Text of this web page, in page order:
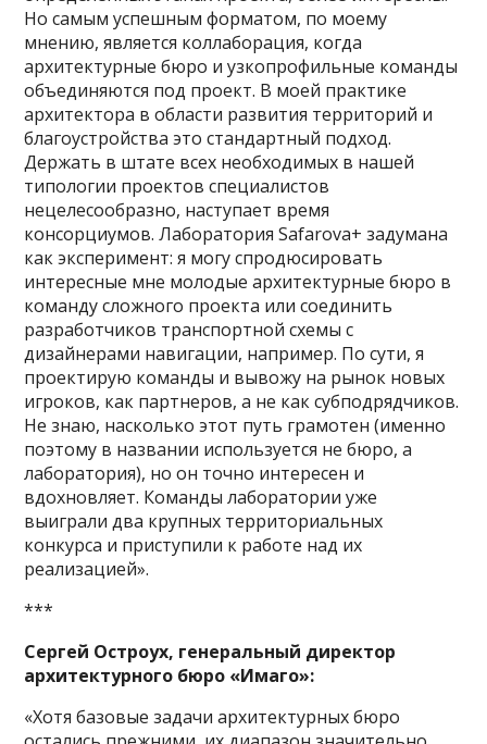
Но самым успешным форматом, по моему
мнению, является коллаборация, когда
архитектурные бюро и узкопрофильные команды
объединяются под проект. В моей практике
архитектора в области развития территорий и
благоустройства это стандартный подход.
Держать в штате всех необходимых в нашей
типологии проектов специалистов
нецелесообразно, наступает время
консорциумов. Лаборатория Safarova+ задумана
как эксперимент: я могу спродюсировать
интересные мне молодые архитектурные бюро в
команду сложного проекта или соединить
разработчиков транспортной схемы с
дизайнерами навигации, например. По сути, я
проектирую команды и вывожу на рынок новых
игроков, как партнеров, а не как субподрядчиков.
Не знаю, насколько этот путь грамотен (именно
поэтому в названии используется не бюро, а
лаборатория), но он точно интересен и
вдохновляет. Команды лаборатории уже
выиграли два крупных территориальных
конкурса и приступили к работе над их
реализацией».
***
Сергей Остроух, генеральный директор
архитектурного бюро «Имаго»:
«Хотя базовые задачи архитектурных бюро